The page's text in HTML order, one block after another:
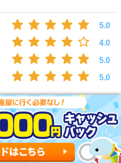
5.0
4.0
5.0
5.0
、JR常磐線や武蔵野線、私鉄など
常によい街です。都内や県内、埼
、駅の近くには大型の商業施設や
便利です。夜間の小児急病セン
しやすい街です。